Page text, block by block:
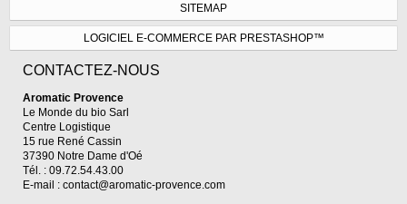
SITEMAP
LOGICIEL E-COMMERCE PAR PRESTASHOP™
CONTACTEZ-NOUS
Aromatic Provence
Le Monde du bio Sarl
Centre Logistique
15 rue René Cassin
37390 Notre Dame d'Oé
Tél. : 09.72.54.43.00
E-mail : contact@aromatic-provence.com